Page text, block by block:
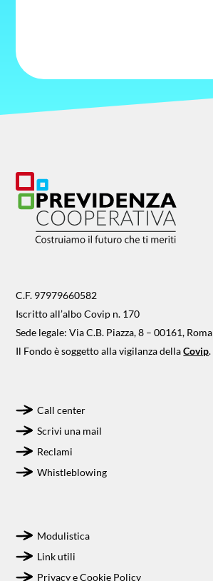
C.F. 97979660582
Iscritto all’albo Covip n. 170
Sede legale: Via C.B. Piazza, 8 – 00161, Roma
Il Fondo è soggetto alla vigilanza dellaCovip.
Call center
Scrivi una mail
Reclami
Whistleblowing
Modulistica
Link utili
Privacy e Cookie Policy